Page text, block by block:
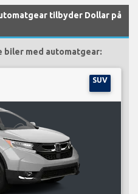
tilbyder Dollar på
med automatgear:
SUV